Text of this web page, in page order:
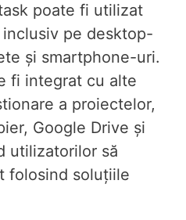
poate fi utilizat
pe desktop-
și smartphone-uri.
fi integrat cu alte
a proiectelor,
Google Drive și
utilizatorilor să
folosind soluțiile